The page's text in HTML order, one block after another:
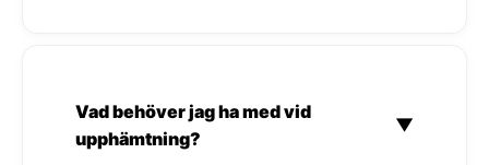
Vad behöver jag ha med vid
upphämtning?
▼